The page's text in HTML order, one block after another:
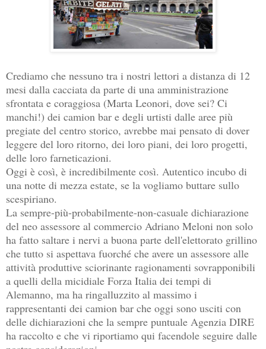
Crediamo che nessuno tra i nostri lettori a distanza di 12
mesi dalla cacciata da parte di una amministrazione
sfrontata e coraggiosa (Marta Leonori, dove sei? Ci
manchi!) dei camion bar e degli urtisti dalle aree più
pregiate del centro storico, avrebbe mai pensato di dover
leggere del loro ritorno, dei loro piani, dei loro progetti,
delle loro farneticazioni.
Oggi è così, è incredibilmente così. Autentico incubo di
una notte di mezza estate, se la vogliamo buttare sullo
scespiriano.
La sempre-più-probabilmente-non-casuale dichiarazione
del neo assessore al commercio Adriano Meloni non solo
ha fatto saltare i nervi a buona parte dell'elettorato grillino
che tutto si aspettava fuorché che avere un assessore alle
attività produttive sciorinante ragionamenti sovrapponibili
a quelli della micidiale Forza Italia dei tempi di
Alemanno, ma ha ringalluzzito al massimo i
rappresentanti dei camion bar che oggi sono usciti con
delle dichiarazioni che la sempre puntuale Agenzia DIRE
ha raccolto e che vi riportiamo qui facendole seguire dalle